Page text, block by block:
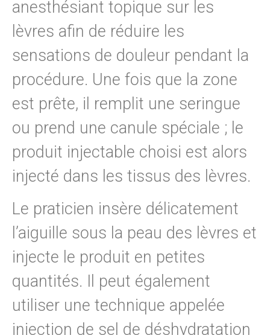
anesthésiant topique sur les
lèvres afin de réduire les
sensations de douleur pendant la
procédure. Une fois que la zone
est prête, il remplit une seringue
ou prend une canule spéciale ; le
produit injectable choisi est alors
injecté dans les tissus des lèvres.
Le praticien insère délicatement
l’aiguille sous la peau des lèvres et
injecte le produit en petites
quantités. Il peut également
utiliser une technique appelée
injection de sel de déshydratation